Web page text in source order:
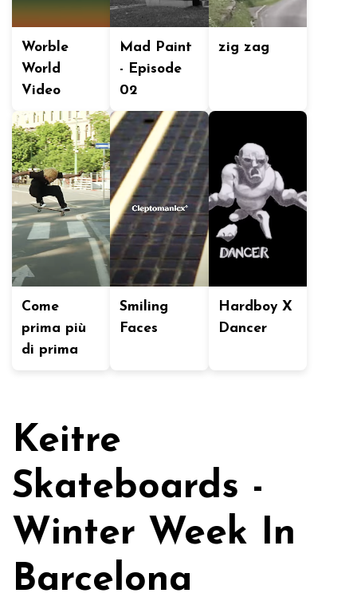
Worble
World
Video
Mad Paint
- Episode
02
zig zag
Come
prima più
di prima
Smiling
Faces
Hardboy X
Dancer
Keitre
Skateboards -
Winter Week In
Barcelona